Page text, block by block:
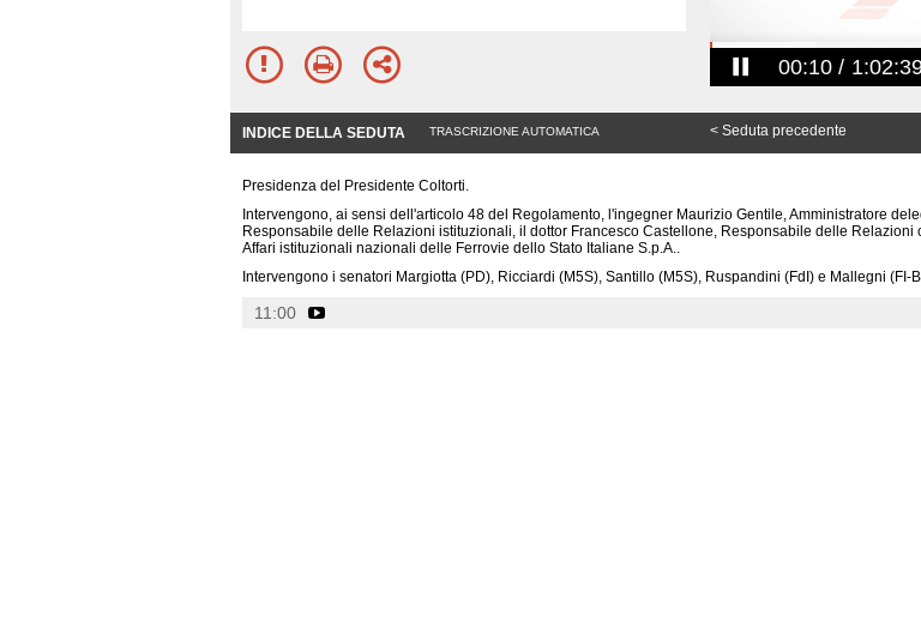
00:10
INDICE DELLA SEDUTA TRASCRIZIONE AUTOMATICA < Seduta precedente
Presidenza del Presidente Coltorti.
Intervengono, ai sensi dell'articolo 48 del Regolamento, l'ingegner Maurizio Gentile, Amministratore
Responsabile delle Relazioni istituzionali, il dottor Francesco Castellone, Responsabile delle
Affari istituzionali nazionali delle Ferrovie dello Stato Italiane S.p.A..
Intervengono i senatori Margiotta (PD), Ricciardi (M5S), Santillo (M5S), Ruspandini (FdI) e Mallegni (FI-
11:00